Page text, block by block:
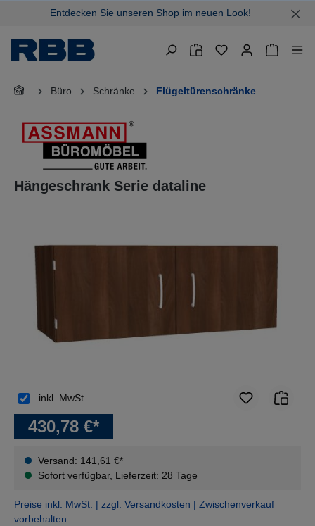
springenEntdecken Sie unseren Shop im neuen Look!
Büro Schränke Flügeltürenschränke
Hängeschrank Serie dataline
430,78 €*
Versand: 141,61 €*
Sofort verfügbar, Lieferzeit: 28 Tage
inkl. MwSt.
Preise inkl. MwSt. | zzgl. Versandkosten | Zwischenverkauf
vorbehalten